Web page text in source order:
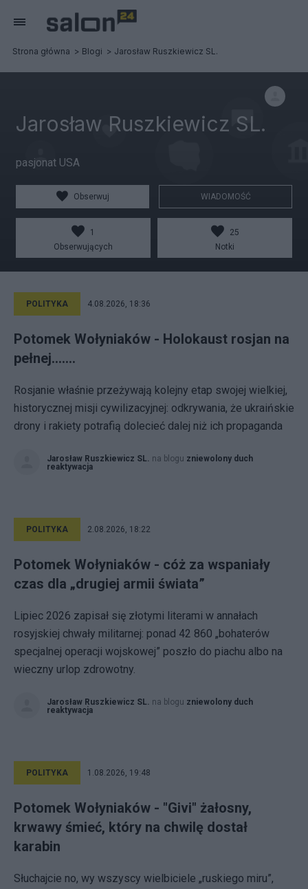
Strona główna Blogi Jarosław Ruszkiewicz SL.
Jarosław Ruszkiewicz SL.
pasjonat USA
Obserwuj WIADOMOŚĆ
1
Obserwujących
25
Notki
POLITYKA 4.08.2026, 18:36
Potomek Wołyniaków - Holokaust rosjan na
pełnej.......
Rosjanie właśnie przeżywają kolejny etap swojej wielkiej,
historycznej misji cywilizacyjnej: odkrywania, że ukraińskie
drony i rakiety potrafią dolecieć dalej niż ich propaganda
Jarosław Ruszkiewicz SL. na blogu zniewolony duch
reaktywacja
POLITYKA 2.08.2026, 18:22
Potomek Wołyniaków - cóż za wspaniały
czas dla „drugiej armii świata”
Lipiec 2026 zapisał się złotymi literami w annałach
rosyjskiej chwały militarnej: ponad 42 860 „bohaterów
specjalnej operacji wojskowej” poszło do piachu albo na
wieczny urlop zdrowotny.
Jarosław Ruszkiewicz SL. na blogu zniewolony duch
reaktywacja
POLITYKA 1.08.2026, 19:48
Potomek Wołyniaków - "Givi" żałosny,
krwawy śmieć, który na chwilę dostał
karabin
Słuchajcie no, wy wszyscy wielbiciele „ruskiego miru”,